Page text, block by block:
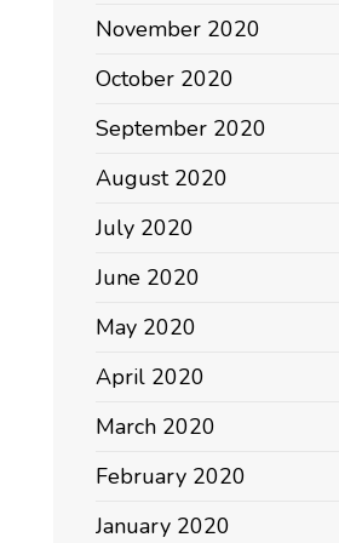
November 2020
October 2020
September 2020
August 2020
July 2020
June 2020
May 2020
April 2020
March 2020
February 2020
January 2020